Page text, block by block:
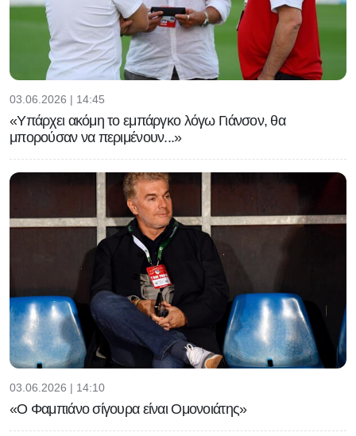
03.06.2026 | 14:45
«Υπάρχει ακόμη το εμπάργκο λόγω Γιάνσον, θα
μπορούσαν να περιμένουν...»
03.06.2026 | 14:10
«Ο Φαμπιάνο σίγουρα είναι Ομονοιάτης»